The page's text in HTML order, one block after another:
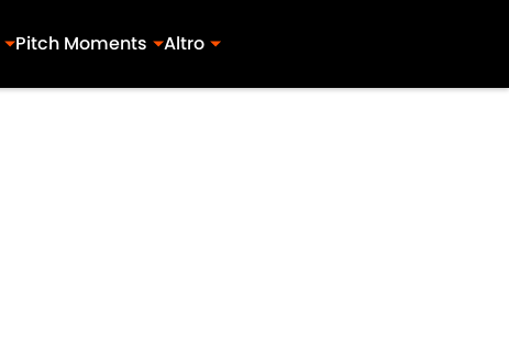
Pitch Moments Altro